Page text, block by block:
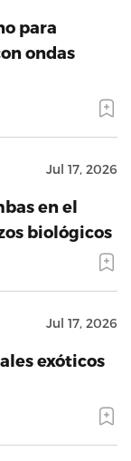
para
ondas
Jul 17, 2026
en el
biológicos
Jul 17, 2026
exóticos